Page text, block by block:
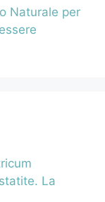
Naturale per
La